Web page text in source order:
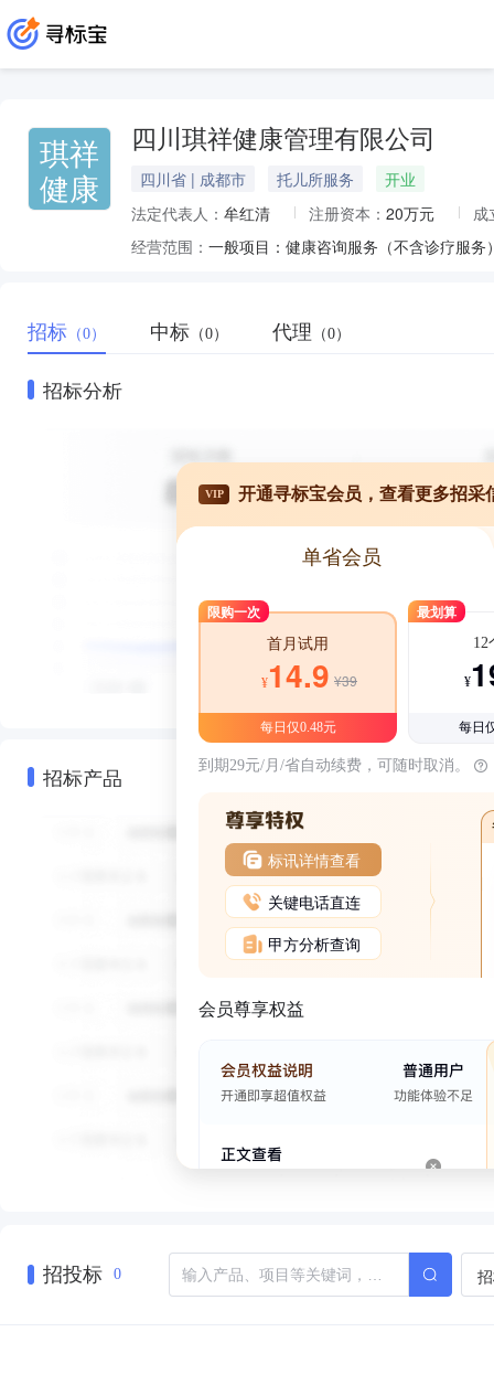
琪祥
健康
四川琪祥健康管理有限公司
四川省 | 成都市 托儿所服务
开业
法定代表人： 牟红清 注册资本： 20万元
成
经营范围：
招标 （0） 中标 （0） 代理 （0）
招标分析
招标产品
VIP 开通寻标宝会员，查看更多招采
单省会员
限购一次
首月试用
¥14.9 ¥39
每日仅0.48元
最划算
12
¥
每日
到期29元/月/省自动续费，可随时取消。
标讯详情查看
关键电话直连
甲方分析查询
会员尊享权益
招投标 0